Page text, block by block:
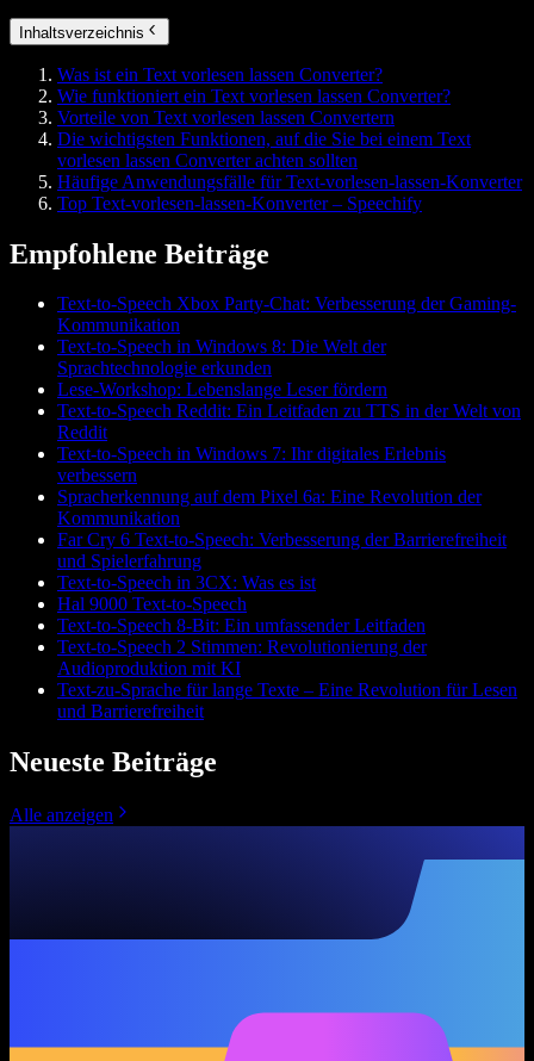
Inhaltsverzeichnis
Was ist ein Text vorlesen lassen Converter?
Wie funktioniert ein Text vorlesen lassen Converter?
Vorteile von Text vorlesen lassen Convertern
Die wichtigsten Funktionen, auf die Sie bei einem Text
vorlesen lassen Converter achten sollten
Häufige Anwendungsfälle für Text‑vorlesen‑lassen‑Konverter
Top Text‑vorlesen‑lassen‑Konverter – Speechify
Empfohlene Beiträge
Text-to-Speech Xbox Party-Chat: Verbesserung der Gaming-
Kommunikation
Text-to-Speech in Windows 8: Die Welt der
Sprachtechnologie erkunden
Lese-Workshop: Lebenslange Leser fördern
Text-to-Speech Reddit: Ein Leitfaden zu TTS in der Welt von
Reddit
Text-to-Speech in Windows 7: Ihr digitales Erlebnis
verbessern
Spracherkennung auf dem Pixel 6a: Eine Revolution der
Kommunikation
Far Cry 6 Text-to-Speech: Verbesserung der Barrierefreiheit
und Spielerfahrung
Text-to-Speech in 3CX: Was es ist
Hal 9000 Text-to-Speech
Text-to-Speech 8-Bit: Ein umfassender Leitfaden
Text-to-Speech 2 Stimmen: Revolutionierung der
Audioproduktion mit KI
Text-zu-Sprache für lange Texte – Eine Revolution für Lesen
und Barrierefreiheit
Neueste Beiträge
Alle anzeigen